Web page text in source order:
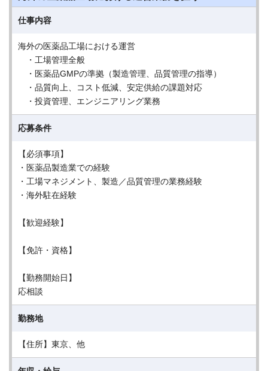
仕事内容
海外の医薬品工場における運営
・工場管理全般
・医薬品GMPの準拠（製造管理、品質管理の指導）
・品質向上、コスト低減、安定供給の課題対応
・投資管理、エンジニアリング業務
応募条件
【必須事項】
・医薬品製造業での経験
・工場マネジメント、製造／品質管理の業務経験
・海外駐在経験
【歓迎経験】
【免許・資格】
【勤務開始日】
応相談
勤務地
【住所】東京、他